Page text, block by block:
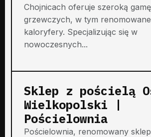
Chojnicach oferuje szeroką
grzewczych, w tym
kaloryfery. Specjalizując się w
nowoczesnych...
Sklep z pościelą
Wielkopolski |
Pościelownia
Pościelownia, renomowany